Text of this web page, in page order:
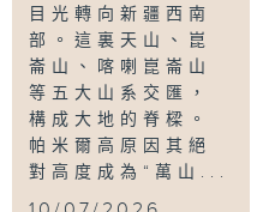
目光轉向新疆西南
部。這裏天山、崑
崙山、喀喇崑崙山
等五大山系交匯，
構成大地的脊樑。
帕米爾高原因其絕
對高度成為“萬山...